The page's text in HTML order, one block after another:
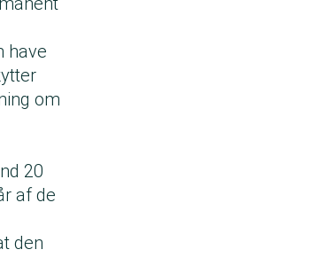
have
om
20
af de
den